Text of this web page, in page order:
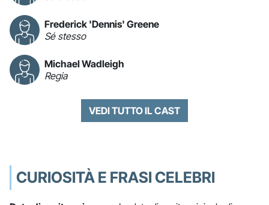
Frederick 'Dennis' Greene
Sé stesso
Michael Wadleigh
Regia
VEDI TUTTO IL CAST
CURIOSITÀ E FRASI CELEBRI